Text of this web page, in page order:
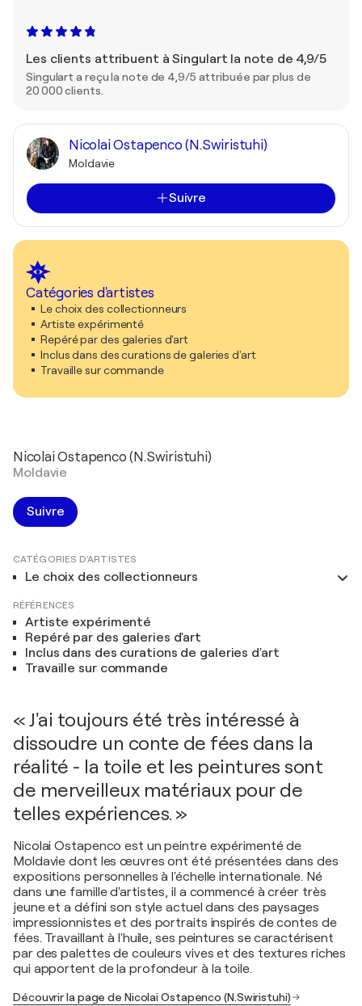
Les clients attribuent à Singulart la note de 4,9/5
Singulart a reçu la note de 4,9/5 attribuée par plus de
20 000 clients.
Nicolai Ostapenco (N.Swiristuhi)
Moldavie
Suivre
Catégories d'artistes
Le choix des collectionneurs
Artiste expérimenté
Repéré par des galeries d'art
Inclus dans des curations de galeries d'art
Travaille sur commande
Nicolai Ostapenco (N.Swiristuhi)
Moldavie
Suivre
CATÉGORIES D'ARTISTES
Le choix des collectionneurs
RÉFÉRENCES
Artiste expérimenté
Repéré par des galeries d'art
Inclus dans des curations de galeries d'art
Travaille sur commande
« J'ai toujours été très intéressé à
dissoudre un conte de fées dans la
réalité - la toile et les peintures sont
de merveilleux matériaux pour de
telles expériences. »
Nicolai Ostapenco est un peintre expérimenté de
Moldavie dont les œuvres ont été présentées dans des
expositions personnelles à l'échelle internationale. Né
dans une famille d'artistes, il a commencé à créer très
jeune et a défini son style actuel dans des paysages
impressionnistes et des portraits inspirés de contes de
fées. Travaillant à l'huile, ses peintures se caractérisent
par des palettes de couleurs vives et des textures riches
qui apportent de la profondeur à la toile.
Découvrir la page de Nicolai Ostapenco (N.Swiristuhi)